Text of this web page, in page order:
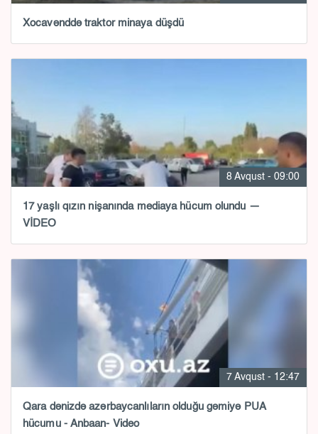
Xocavənddə traktor minaya düşdü
8 Avqust - 09:00
17 yaşlı qızın nişanında mediaya hücum olundu —
VİDEO
7 Avqust - 12:47
Qara dənizdə azərbaycanlıların olduğu gəmiyə PUA
hücumu - Anbaan- Video